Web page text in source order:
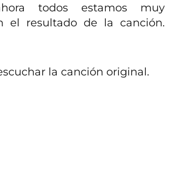
todos estamos muy
el resultado de la canción.
la canción original.